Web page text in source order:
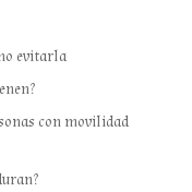
evitarla
con movilidad